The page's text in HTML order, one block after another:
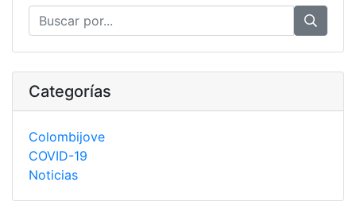
Categorías
Colombijove
COVID-19
Noticias